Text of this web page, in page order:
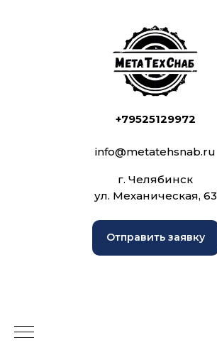
+79525129972
info@metatehsnab.ru
г. Челябинск
ул. Механическая, 63
Отправить заявку